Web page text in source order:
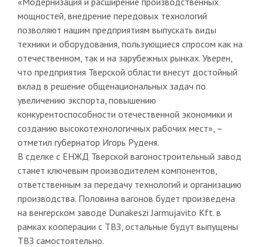
мощностей, внедрение передовых технологий
позволяют нашим предприятиям выпускать виды
техники и оборудования, пользующиеся спросом как на
отечественном, так и на зарубежных рынках. Уверен,
что предприятия Тверской области внесут достойный
вклад в решение общенациональных задач по
увеличению экспорта, повышению
конкурентоспособности отечественной экономики и
созданию высокотехнологичных рабочих мест», –
отметил губернатор Игорь Руденя.
В сделке с ЕНЖД Тверской вагоностроительный завод
станет ключевым производителем компонентов,
ответственным за передачу технологий и организацию
производства. Половина вагонов будет произведена
на венгерском заводе Dunakeszi Jarmujavito Kft. в
рамках кооперации с ТВЗ, остальные будут выпущены
ТВЗ самостоятельно.